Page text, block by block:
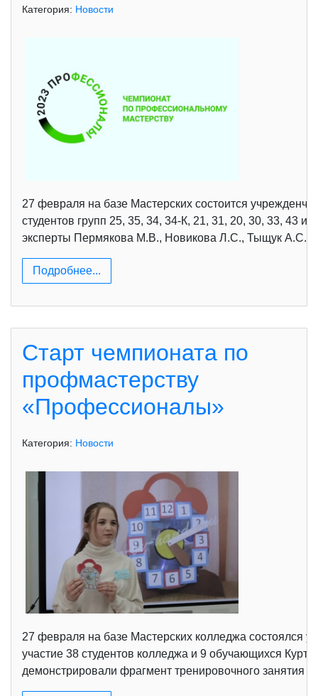
Категория: Новости
27 февраля на базе Мастерских состоится
студентов групп 25, 35, 34, 34-К, 21, 31, 20, 30, 33, 43
эксперты Пермякова М.В., Новикова Л.С., Тыщук А.С.,
Подробнее...
Старт чемпионата по
профмастерству
«Профессионалы»
Категория: Новости
27 февраля на базе Мастерских колледжа состоялся
участие 38 студентов колледжа и 9 обучающихся
демонстрировали фрагмент тренировочного занятия